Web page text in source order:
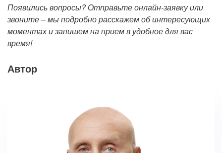
Появились вопросы? Отправьте онлайн-заявку или
звоните – мы подробно расскажем об интересующих
моментах и запишем на прием в удобное для вас
время!
Автор